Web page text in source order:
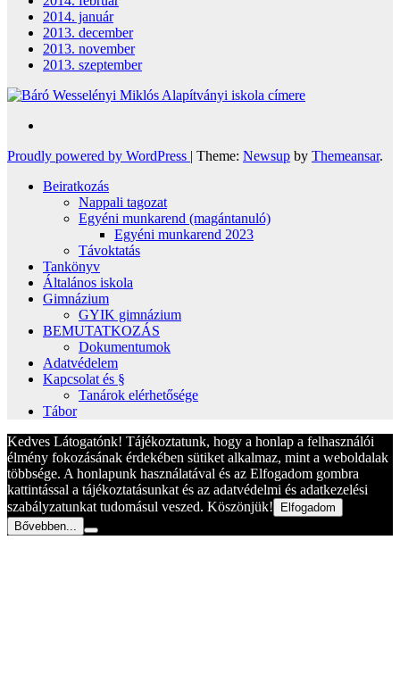
2014. január
2013. december
2013. november
2013. szeptember
Proudly powered by WordPress | Theme: Newsup by Themeansar.
Beiratkozás
Nappali tagozat
Egyéni munkarend (magántanuló)
Egyéni munkarend 2023
Távoktatás
Tankönyv
Általános iskola
Gimnázium
GYIK gimnázium
BEMUTATKOZÁS
Dokumentumok
Adatvédelem
Kapcsolat és §
Tanárok elérhetősége
Tábor
Kedves Látogatónk! Tájékoztatunk, hogy a honlap a felhasználói
élmény fokozásának érdekében sütiket alkalmaz, mint a weboldalak
többsége. A honlapunk használatával és az Elfogadom gombra
kattintással a tájékoztatásunkat és az adatvédelmi és adatkezelési
szabályzatunkat tudomásul veszed. Köszönjük!
Elfogadom
Bővebben...